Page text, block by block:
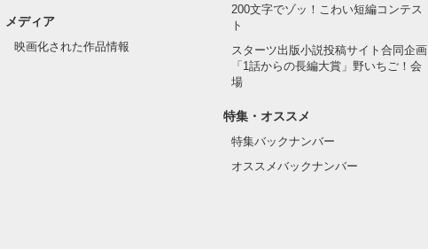
メディア
映画化された作品情報
200文字でゾッ！こわい短編コンテス
ト
スターツ出版小説投稿サイト合同企画
「1話からの長編大賞」野いちご！会
場
特集・オススメ
特集バックナンバー
オススメバックナンバー